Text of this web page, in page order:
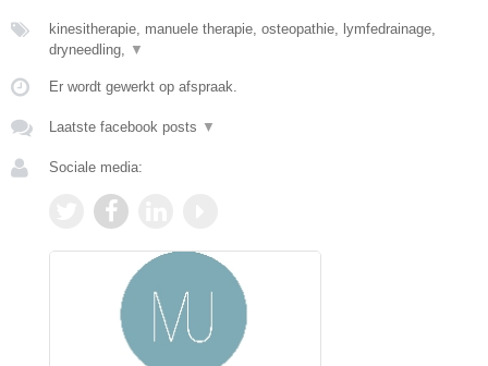
kinesitherapie, manuele therapie, osteopathie, lymfedrainage,
dryneedling, ▼
Er wordt gewerkt op afspraak.
Laatste facebook posts ▼
Sociale media: